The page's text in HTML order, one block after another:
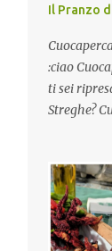
Il Pranzo
:ciao
ti sei
Streghe?
virtuale!
che
proposito
pranzo,